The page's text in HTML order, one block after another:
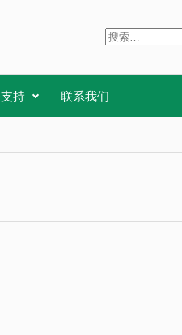
搜
持 联系我们